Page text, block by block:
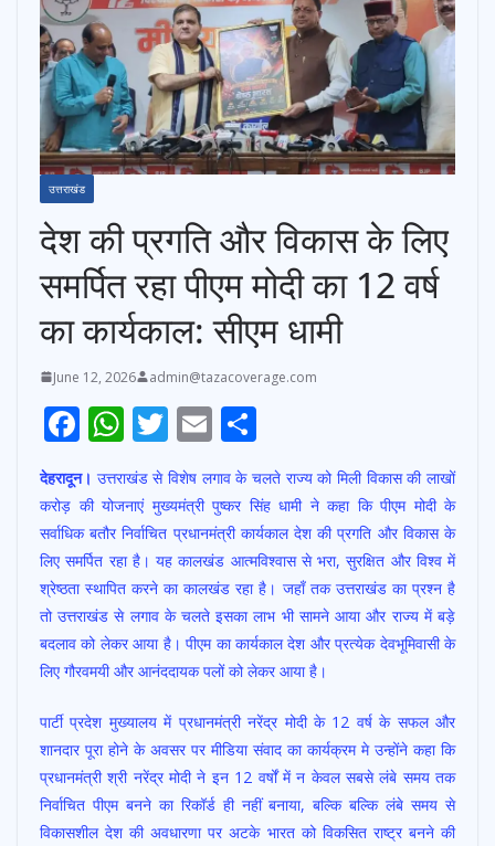
उत्तराखंड
देश की प्रगति और विकास के लिए
समर्पित रहा पीएम मोदी का 12 वर्ष
का कार्यकाल: सीएम धामी
June 12, 2026 admin@tazacoverage.com
F
e
b
o
o
k
W
h
at
s
A
p
p
T
w
itt
er
E
m
ai
l
h
ar
e
देहरादून। उत्तराखंड से विशेष लगाव के चलते राज्य को मिली विकास की लाखों
करोड़ की योजनाएं मुख्यमंत्री पुष्कर सिंह धामी ने कहा कि पीएम मोदी के
सर्वाधिक बतौर निर्वाचित प्रधानमंत्री कार्यकाल देश की प्रगति और विकास के
लिए समर्पित रहा है। यह कालखंड आत्मविश्वास से भरा, सुरक्षित और विश्व में
श्रेष्ठता स्थापित करने का कालखंड रहा है। जहाँ तक उत्तराखंड का प्रश्न है
तो उत्तराखंड से लगाव के चलते इसका लाभ भी सामने आया और राज्य में बड़े
बदलाव को लेकर आया है। पीएम का कार्यकाल देश और प्रत्येक देवभूमिवासी के
लिए गौरवमयी और आनंददायक पलों को लेकर आया है।
पार्टी प्रदेश मुख्यालय में प्रधानमंत्री नरेंद्र मोदी के 12 वर्ष के सफल और
शानदार पूरा होने के अवसर पर मीडिया संवाद का कार्यक्रम मे उन्होंने कहा कि
प्रधानमंत्री श्री नरेंद्र मोदी ने इन 12 वर्षों में न केवल सबसे लंबे समय तक
निर्वाचित पीएम बनने का रिकॉर्ड ही नहीं बनाया, बल्कि बल्कि लंबे समय से
विकासशील देश की अवधारणा पर अटके भारत को विकसित राष्ट्र बनने की